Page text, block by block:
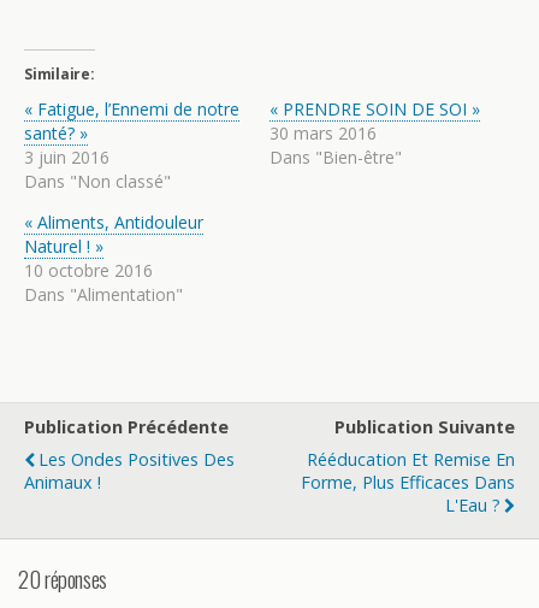
Similaire
« Fatigue, l’Ennemi de notre
santé? »
3 juin 2016
Dans "Non classé"
« PRENDRE SOIN DE SOI »
30 mars 2016
Dans "Bien-être"
« Aliments, Antidouleur
Naturel ! »
10 octobre 2016
Dans "Alimentation"
Publication Précédente
Les Ondes Positives Des
Animaux !
Publication Suivante
Rééducation Et Remise En
Forme, Plus Efficaces Dans
L'Eau ?
20 réponses